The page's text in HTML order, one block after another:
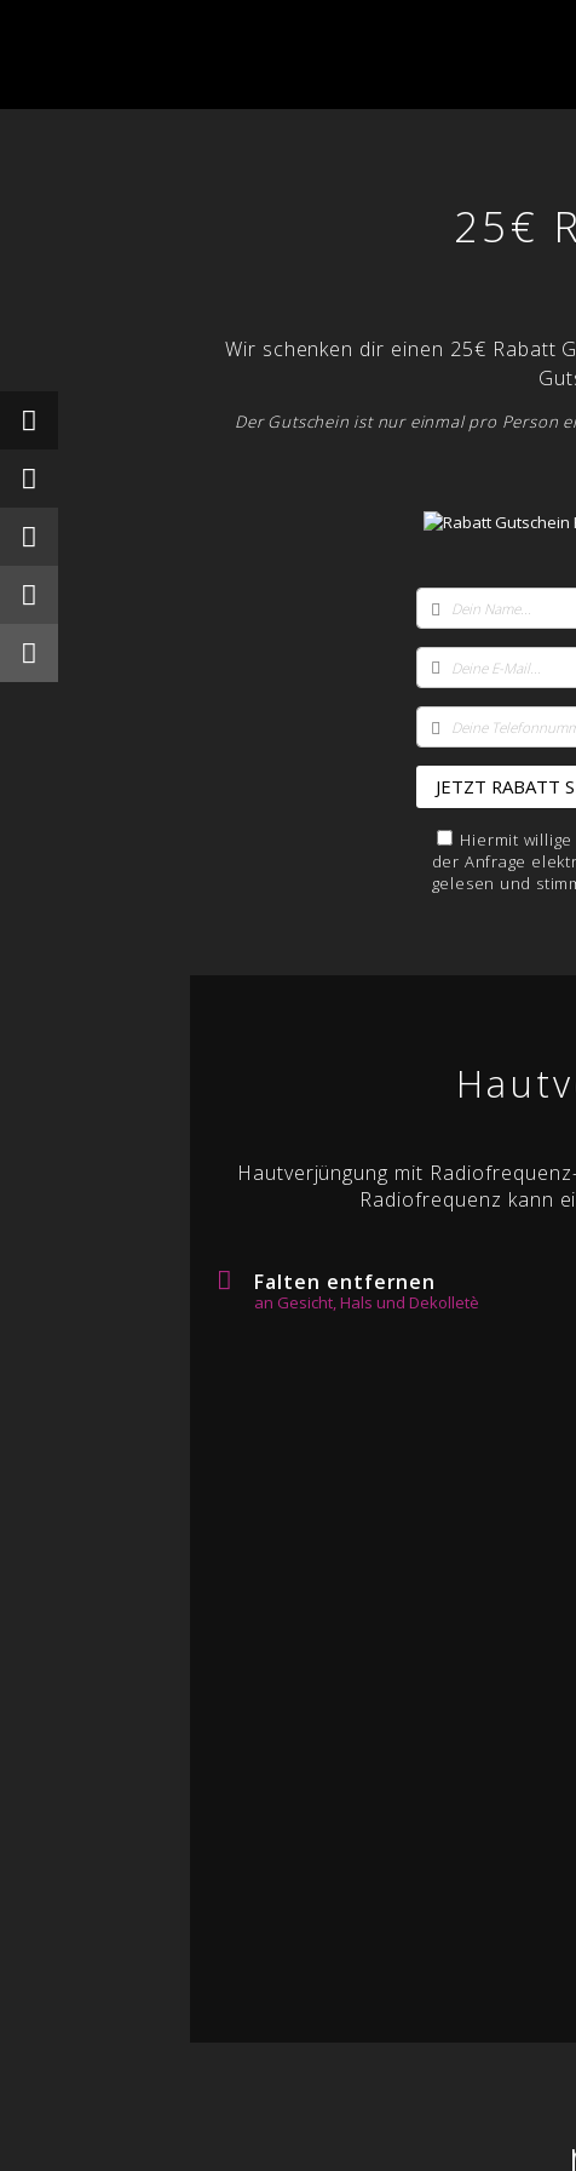
25€
Wir schenken dir einen 25€ Rabatt
Der Gutschein ist nur einmal pro Person
Hiermit
der Anfrage
gelesen und
Hautverjüngung mit
Radiofrequenz kann
Falten entfernen
an Gesicht, Hals und Dekolletè